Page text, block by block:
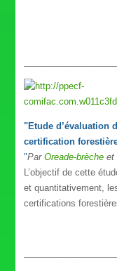
"Etude d’évaluation
certification
"ParOreade-brèche et
L’objectif de cette
et quantitativement,
certifications